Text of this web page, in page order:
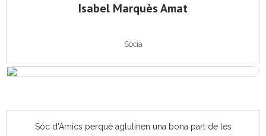
Isabel Marquès Amat
Sòcia
Sóc d'Amics perquè aglutinen una bona part de les